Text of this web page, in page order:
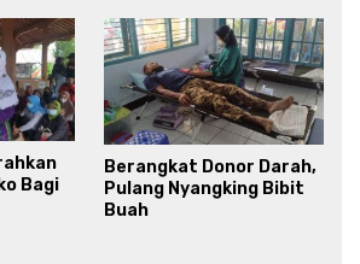
Bagi
Berangkat Donor Darah,
Pulang Nyangking Bibit
Buah